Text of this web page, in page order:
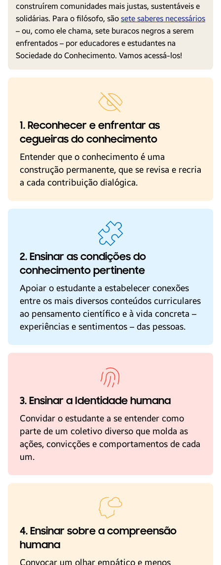
construírem comunidades mais justas, sustentáveis e
solidárias. Para o filósofo, são sete saberes necessários
– ou, como ele chama, sete buracos negros a serem
enfrentados – por educadores e estudantes na
Sociedade do Conhecimento. Vamos acessá-los!
1. Reconhecer e enfrentar as
cegueiras do conhecimento
Entender que o conhecimento é uma
construção permanente, que se revisa e recria
a cada contribuição dialógica.
2. Ensinar as condições do
conhecimento pertinente
Apoiar o estudante a estabelecer conexões
entre os mais diversos conteúdos curriculares
ao pensamento científico e à vida concreta –
experiências e sentimentos – das pessoas.
3. Ensinar a Identidade humana
Convidar o estudante a se entender como
parte de um coletivo diverso que molda as
ações, convicções e comportamentos de cada
um.
4. Ensinar sobre a compreensão
humana
Convocar um olhar empático e menos